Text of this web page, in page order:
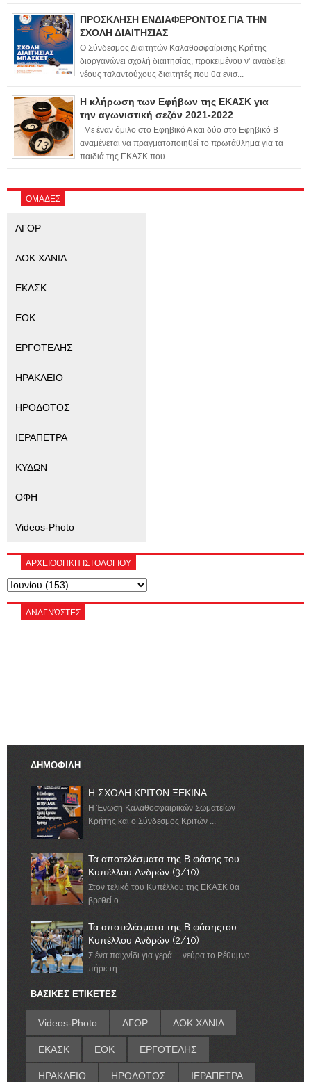
ΠΡΟΣΚΛΗΣΗ ΕΝΔΙΑΦΕΡΟΝΤΟΣ ΓΙΑ ΤΗΝ
ΣΧΟΛΗ ΔΙΑΙΤΗΣΙΑΣ
Ο Σύνδεσμος Διαιτητών Καλαθοσφαίρισης Κρήτης
διοργανώνει σχολή διαιτησίας, προκειμένου ν’ αναδείξει
νέους ταλαντούχους διαιτητές που θα ενισ...
Η κλήρωση των Εφήβων της ΕΚΑΣΚ για
την αγωνιστική σεζόν 2021-2022
Με έναν όμιλο στο Εφηβικό Α και δύο στο Εφηβικό Β
αναμένεται να πραγματοποιηθεί το πρωτάθλημα για τα
παιδιά της ΕΚΑΣΚ που ...
ΟΜΑΔΕΣ
ΑΓΟΡ
ΑΟΚ ΧΑΝΙΑ
ΕΚΑΣΚ
ΕΟΚ
ΕΡΓΟΤΕΛΗΣ
ΗΡΑΚΛΕΙΟ
ΗΡΟΔΟΤΟΣ
ΙΕΡΑΠΕΤΡΑ
ΚΥΔΩΝ
ΟΦΗ
Videos-Photo
ΑΡΧΕΙΟΘΗΚΗ ΙΣΤΟΛΟΓΙΟΥ
ΑΝΑΓΝΏΣΤΕΣ
ΔΗΜΟΦΙΛΗ
Η ΣΧΟΛΗ ΚΡΙΤΩΝ ΞΕΚΙΝΑ.......
Η Ένωση Καλαθοσφαιρικών Σωματείων
Κρήτης και ο Σύνδεσμος Κριτών ...
Τα αποτελέσματα της Β φάσης του
Κυπέλλου Ανδρών (3/10)
Στον τελικό του Κυπέλλου της ΕΚΑΣΚ θα
βρεθεί ο ...
Τα αποτελέσματα της Β φάσηςτου
Κυπέλλου Ανδρών (2/10)
Σ ένα παιχνίδι για γερά… νεύρα το Ρέθυμνο
πήρε τη ...
ΒΑΣΙΚΕΣ ΕΤΙΚΕΤΕΣ
Videos-Photo ΑΓΟΡ ΑΟΚ ΧΑΝΙΑ
ΕΚΑΣΚ ΕΟΚ ΕΡΓΟΤΕΛΗΣ
ΗΡΑΚΛΕΙΟ ΗΡΟΔΟΤΟΣ ΙΕΡΑΠΕΤΡΑ